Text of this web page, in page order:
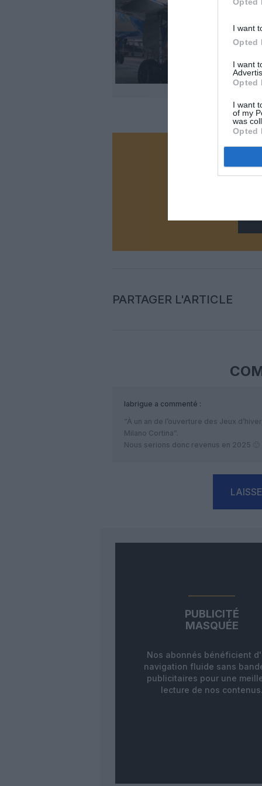
I want
Opted
I want
Opted
I want
of my
was
Opted
Vous
PARTAGER L'ARTICLE
labrigue a commenté :
“À un an de l’ouverture des Jeux
Milano Cortina”.
Nous serions donc revenus en 2025 🙂
PUBLICITÉ
MASQUÉE
Nos abonnés bénéficient
navigation fluide sans
publicitaires pour une
lecture de nos contenus.